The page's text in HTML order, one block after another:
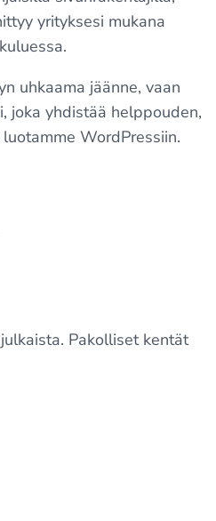
yrityksesi mukana
uhkaama jäänne, vaan
joka yhdistää helppouden,
WordPressiin.
Pakolliset kentät